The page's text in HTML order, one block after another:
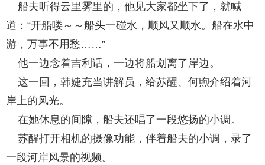
船夫听得云里雾里的，他见大家都坐下了，就喊
道：“开船喽～～船头一碰水，顺风又顺水。船在水中
游，万事不用愁……”
他一边念着吉利话，一边将船划离了岸边。
这一回，韩婕充当讲解员，给苏醒、何煦介绍着河
岸上的风光。
在她休息的间隙，船夫还唱了一段悠扬的小调。
苏醒打开相机的摄像功能，伴着船夫的小调，录了
一段河岸风景的视频。